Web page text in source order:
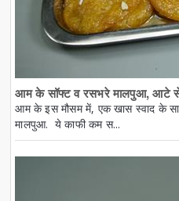
आम के सॉफ्ट व रसभरे मालपुआ, आटे
आम के इस मौसम में, एक खास स्वाद के
मालपुआ. ये काफी कम स...